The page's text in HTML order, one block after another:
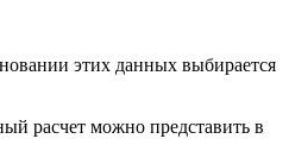
этих данных выбирается
расчет можно представить в